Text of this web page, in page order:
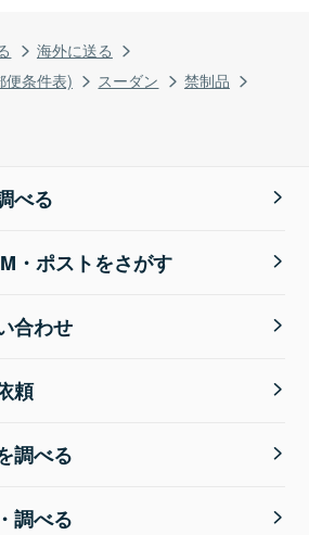
海外に送る
便条件表)
スーダン
禁制品
べる
・ポストをさがす
合わせ
頼
調べる
調べる